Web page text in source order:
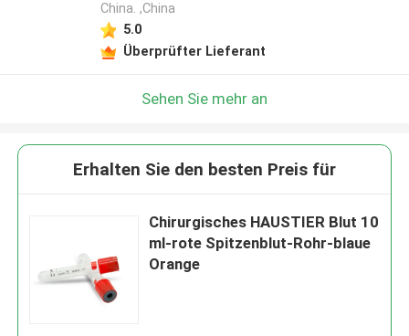
China. ,China
5.0
Überprüfter Lieferant
Sehen Sie mehr an
Erhalten Sie den besten Preis für
Chirurgisches HAUSTIER Blut 10
ml-rote Spitzenblut-Rohr-blaue
Orange